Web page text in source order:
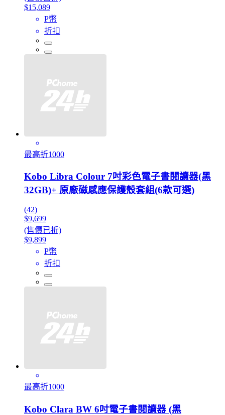
$15,089
P幣
折扣
最高折1000
Kobo Libra Colour 7吋彩色電子書閱讀器(黑
32GB)+ 原廠磁感應保護殼套組(6款可選)
(42)
$9,699
(售價已折)
$9,899
P幣
折扣
最高折1000
Kobo Clara BW 6吋電子書閱讀器 (黑